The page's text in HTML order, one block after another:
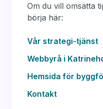
Om du vill omsätta
börja här:
Vår strategi-tjänst
Webbyrå i
Hemsida för
Kontakt